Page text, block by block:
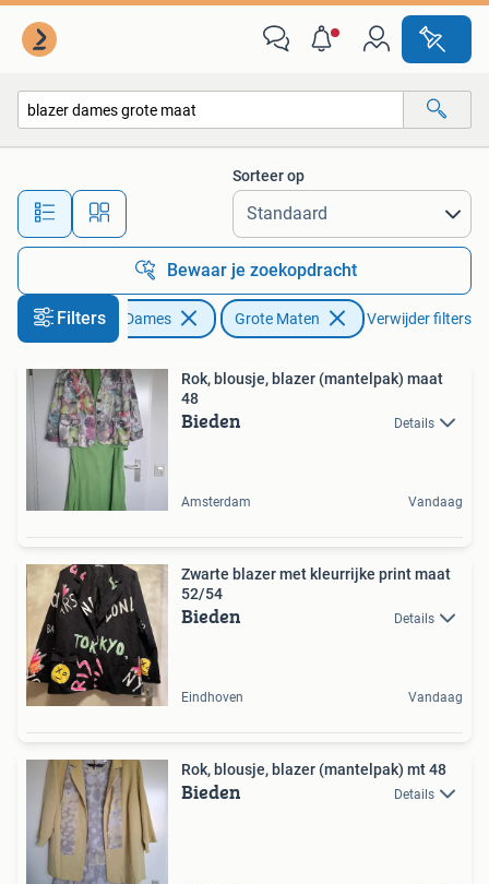
Alle afstanden…
Sorteer op
Bewaar je zoekopdracht
Filters
Kleding | Dames Grote Maten Verwijder filters
Rok, blousje, blazer (mantelpak) maat
48
Bieden Details
Amsterdam Vandaag
Zwarte blazer met kleurrijke print maat
52/54
Bieden Details
Eindhoven Vandaag
Rok, blousje, blazer (mantelpak) mt 48
Bieden Details